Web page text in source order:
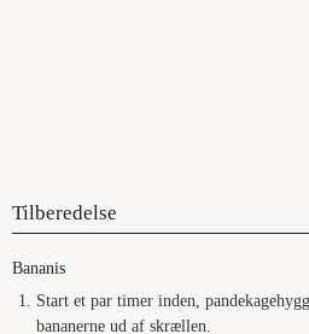
Tilberedelse
Bananis
Start et par timer inden,
bananerne ud af skrællen.